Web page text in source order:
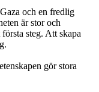
och en fredlig
är stor och
steg. Att skapa
gör stora